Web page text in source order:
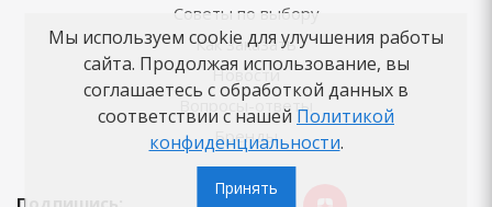
Советы по выбору
Как заказать
Новости
Вопросы-ответы
Бренды
Подпишись:
Мы используем cookie для улучшения работы
сайта. Продолжая использование, вы
соглашаетесь с обработкой данных в
соответствии с нашей Политикой
конфиденциальности.
Принять